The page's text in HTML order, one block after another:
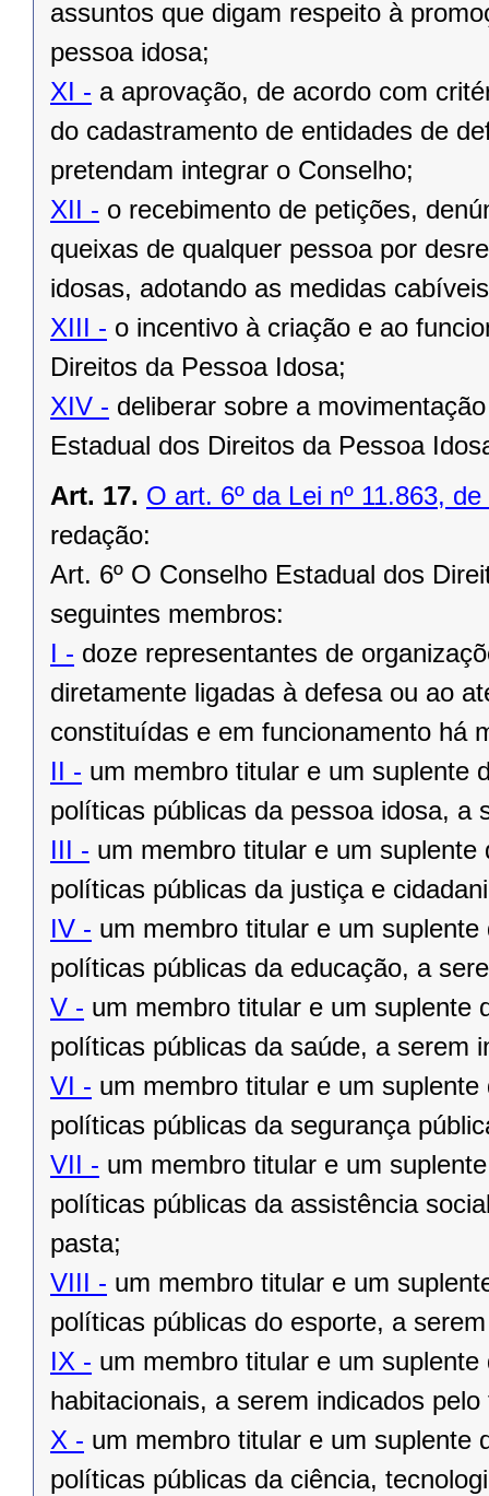
assuntos que digam respeito à
pessoa idosa;
XI - a aprovação, de acordo com
do cadastramento de entidades de
pretendam integrar o Conselho;
XII - o recebimento de petições,
queixas de qualquer pessoa por
idosas, adotando as medidas
XIII - o incentivo à criação e ao
Direitos da Pessoa Idosa;
XIV - deliberar sobre a
Estadual dos Direitos da Pessoa
Art. 17. O art. 6º da Lei nº 11.863,
redação:
Art. 6º O Conselho Estadual dos
seguintes membros:
I - doze representantes de
diretamente ligadas à defesa ou ao
constituídas e em funcionamento há
II - um membro titular e um suplente
políticas públicas da pessoa idosa, a
III - um membro titular e um
políticas públicas da justiça e
IV - um membro titular e um
políticas públicas da educação, a
V - um membro titular e um suplente
políticas públicas da saúde, a serem
VI - um membro titular e um
políticas públicas da segurança
VII - um membro titular e um
políticas públicas da assistência
pasta;
VIII - um membro titular e um
políticas públicas do esporte, a
IX - um membro titular e um
habitacionais, a serem indicados
X - um membro titular e um suplente
políticas públicas da ciência,